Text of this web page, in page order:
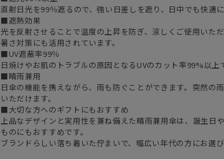
直射日光を99％遮るので、強い日差しを遮り、日中でも快適に
■遮熱効果
光を反射させることで温度の上昇を防ぎ、涼しくご使用いただ
暑さ対策にも活用されています。
■UV遮蔽率99％
日焼けやお肌のトラブルの原因となるUVのカット率99%以上
■晴雨兼用
日傘の機能を携えながら、雨も防ぐことができます。突然の
いただけます。
■大切な方へのギフトにもおすすめ
上品なデザインと実用性を兼ね備えた晴雨兼用傘は、誕生日
ものにもおすすめです。
ブランドらしい落ち着いた佇まいで、幅広い年代の方にお選び